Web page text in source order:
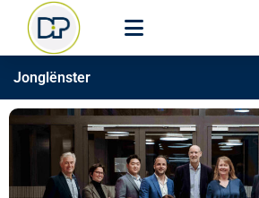
Jonglënster